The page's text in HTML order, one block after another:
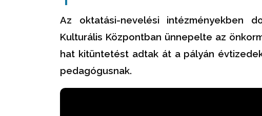
Az oktatási-nevelési intézményekben
Kulturális Központban ünnepelte az
hat kitüntetést adtak át a pályán
pedagógusnak.